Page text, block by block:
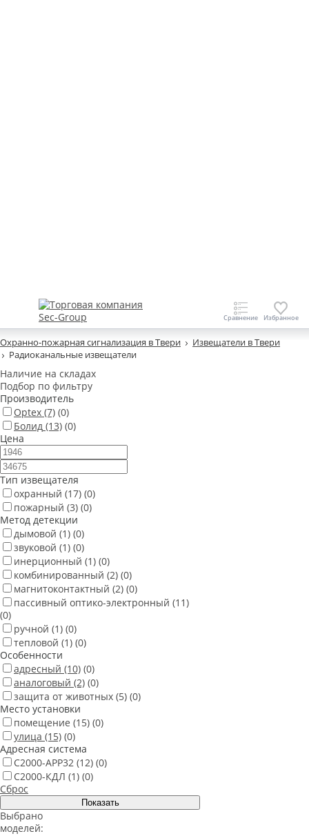
Охранно-пожарная сигнализация в Твери
Извещатели в Твери
Радиоканальные извещатели
Наличие на складах
Подбор по фильтру
Производитель
Optex (7) (0)
Болид (13) (0)
Цена
Тип извещателя
охранный (17) (0)
пожарный (3) (0)
Метод детекции
дымовой (1) (0)
звуковой (1) (0)
инерционный (1) (0)
комбинированный (2) (0)
магнитоконтактный (2) (0)
пассивный оптико-электронный (11)
(0)
ручной (1) (0)
тепловой (1) (0)
Особенности
адресный (10) (0)
аналоговый (2) (0)
защита от животных (5) (0)
Место установки
помещение (15) (0)
улица (15) (0)
Адресная система
С2000-АРР32 (12) (0)
С2000-КДЛ (1) (0)
Сброс
Выбрано
моделей: